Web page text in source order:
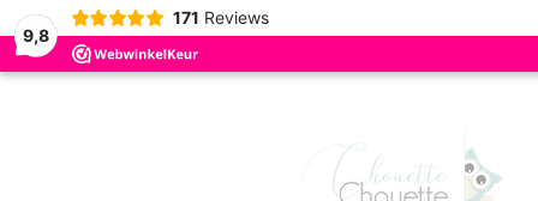
9,8
171 Reviews